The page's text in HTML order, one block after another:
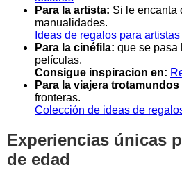
Para la artista: Si le encanta
manualidades.
Ideas de regalos para
Para la cinéfila: que se pasa
películas.
Consigue inspiracion en:
Para la viajera trotamundos
fronteras.
Colección de ideas de
Experiencias únicas
de edad